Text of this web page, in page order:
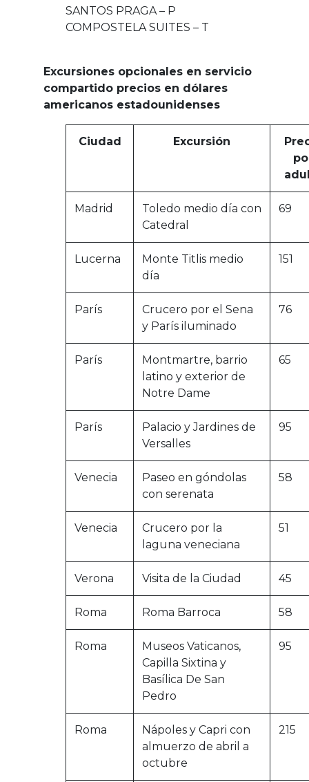
SANTOS PRAGA – P
COMPOSTELA SUITES – T
Excursiones opcionales en servicio
compartido precios en dólares
americanos estadounidenses
Ciudad Excursión
Madrid
Toledo medio día con
Catedral
69
Lucerna
Monte Titlis medio
día
151
París
Crucero por el Sena
y París iluminado
76
París
Montmartre, barrio
latino y exterior de
Notre Dame
65
París
Palacio y Jardines de
Versalles
95
Venecia
Paseo en góndolas
con serenata
58
Venecia
Crucero por la
laguna veneciana
51
Verona Visita de la Ciudad 45
Roma Roma Barroca 58
Roma
Museos Vaticanos,
Capilla Sixtina y
Basílica De San
Pedro
95
Roma
Nápoles y Capri con
almuerzo de abril a
octubre
215